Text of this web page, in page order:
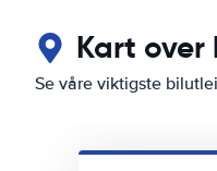
Kart over
Se våre viktigste